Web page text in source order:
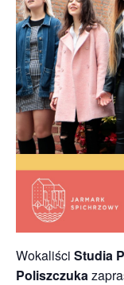
Wokaliści Studia
Poliszczuka